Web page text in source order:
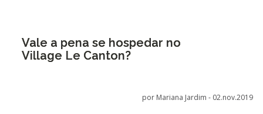
Vale a pena se hospedar no
Village Le Canton?
por Mariana Jardim - 02.nov.2019